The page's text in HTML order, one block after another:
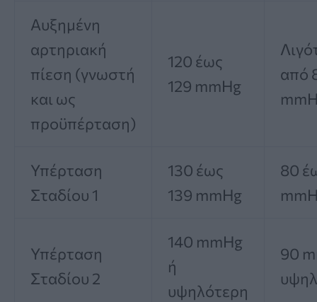
Αυξημένη
αρτηριακή
πίεση (γνωστή
και ως
προϋπέρταση)
120 έως
129 mmHg
από
Υπέρταση
Σταδίου 1
130 έως
139 mmHg
80
Υπέρταση
Σταδίου 2
140 mmHg
ή
υψηλότερη
90